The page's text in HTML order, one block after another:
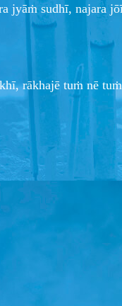
jyāṁ sudhī, najara
rākhajē tuṁ nē